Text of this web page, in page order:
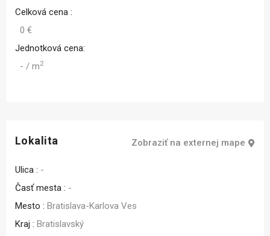
Celková cena :
0 €
Jednotková cena:
- / m2
Lokalita Zobraziť na externej mape
Ulica : -
Časť mesta : -
Mesto : Bratislava-Karlova Ves
Kraj : Bratislavský